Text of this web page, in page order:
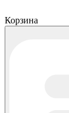
Корзина